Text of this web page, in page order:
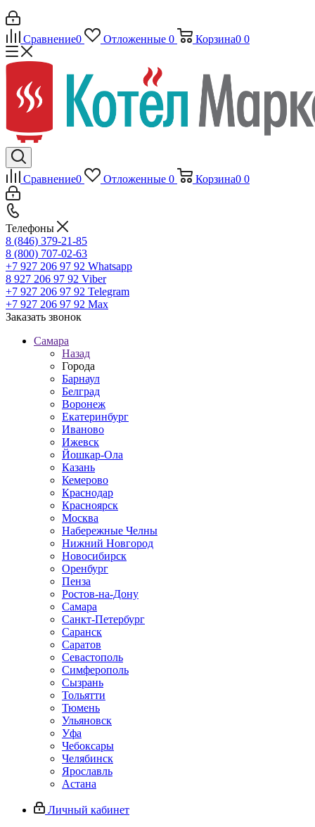
Сравнение0 Отложенные 0 Корзина0 0
Сравнение0 Отложенные 0 Корзина0 0
Телефоны
8 (846) 379-21-85
8 (800) 707-02-63
+7 927 206 97 92 Whatsapp
8 927 206 97 92 Viber
+7 927 206 97 92 Telegram
+7 927 206 97 92 Max
Заказать звонок
Самара
Назад
Города
Барнаул
Белград
Воронеж
Екатеринбург
Иваново
Ижевск
Йошкар-Ола
Казань
Кемерово
Краснодар
Красноярск
Москва
Набережные Челны
Нижний Новгород
Новосибирск
Оренбург
Пенза
Ростов-на-Дону
Самара
Санкт-Петербург
Саранск
Саратов
Севастополь
Симферополь
Сызрань
Тольятти
Тюмень
Ульяновск
Уфа
Чебоксары
Челябинск
Ярославль
Астана
Личный кабинет